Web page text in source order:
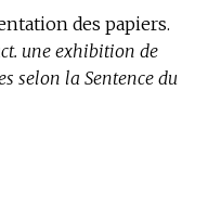
des papiers.
une exhibition de
selon la Sentence du